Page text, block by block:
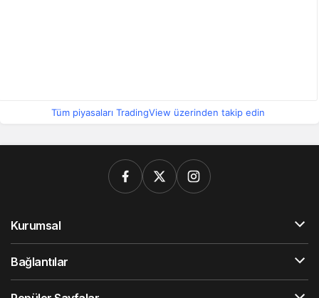
Tüm piyasaları TradingView üzerinden takip edin
Kurumsal
Bağlantılar